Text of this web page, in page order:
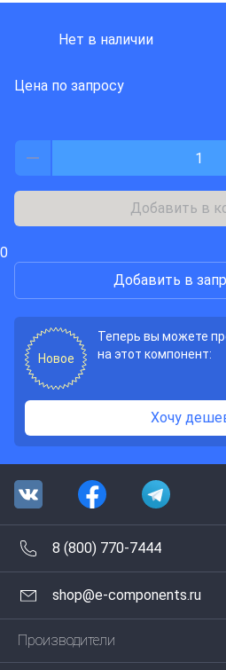
Нет в наличии
Цена по запросу
Добавить в
0
Добавить в
Новое
Теперь вы можете
на этот компонент:
Хочу
8 (800) 770-7444
shop@e-components.ru
Производители